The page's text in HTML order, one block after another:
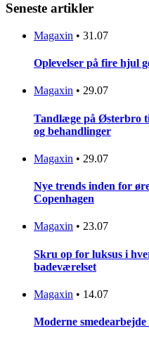
Seneste artikler
Magaxin • 31.07
Oplevelser på fire hjul
Magaxin • 29.07
Tandlæge på Østerbro
og behandlinger
Magaxin • 29.07
Nye trends inden for
Copenhagen
Magaxin • 23.07
Skru op for luksus i
badeværelset
Magaxin • 14.07
Moderne